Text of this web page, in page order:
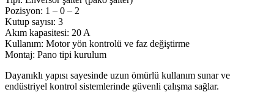
Pozisyon: 1 – 0 – 2
Kutup sayısı: 3
Akım kapasitesi: 20 A
Kullanım: Motor yön kontrolü ve faz değiştirme
Montaj: Pano tipi kurulum
Dayanıklı yapısı sayesinde uzun ömürlü kullanım sunar ve
endüstriyel kontrol sistemlerinde güvenli çalışma sağlar.